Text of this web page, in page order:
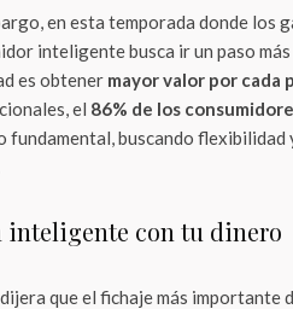
en esta temporada donde los
inteligente busca ir un paso
es obtener mayor valor por cada
el 86% de los
fundamental, buscando flexibilidad
inteligente con tu dinero
dijera que el fichaje más importante